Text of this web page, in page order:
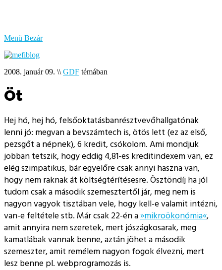
Menü Bezár
2008. január 09. \\ GDF témában
Öt
Hej hó, hej hó, felsőoktatásbanrésztvevőhallgatónak
lenni jó: megvan a bevszámtech is, ötös lett (ez az első,
pezsgőt a népnek), 6 kredit, csókolom. Ami mondjuk
jobban tetszik, hogy eddig 4,81-es kreditindexem van, ez
elég szimpatikus, bár egyelőre csak annyi haszna van,
hogy nem raknak át költségtérítésesre. Ösztöndíj ha jól
tudom csak a második szemesztertől jár, meg nem is
nagyon vagyok tisztában vele, hogy kell-e valamit intézni,
van-e feltétele stb. Már csak 22-én a»mikroökonómia«,
amit annyira nem szeretek, mert jószágkosarak, meg
kamatlábak vannak benne, aztán jöhet a második
szemeszter, amit remélem nagyon fogok élvezni, mert
lesz benne pl. webprogramozás is.